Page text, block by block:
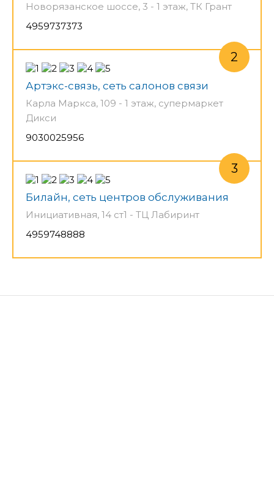
Новорязанское шоссе, 3 - 1 этаж, ТК Грант
4959737373
Артэкс-связь, сеть салонов связи
Карла Маркса, 109 - 1 этаж, супермаркет
Дикси
9030025956
Билайн, сеть центров обслуживания
Инициативная, 14 ст1 - ТЦ Лабиринт
4959748888